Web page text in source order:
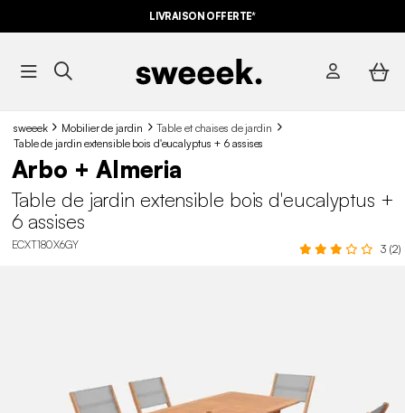
LIVRAISON OFFERTE*
sweeek Mobilier de jardin
Table et chaises de jardin
Table de jardin extensible bois d'eucalyptus + 6 assises
Arbo + Almeria
Table de jardin extensible bois d'eucalyptus +
6 assises
ECXT180X6GY 3 (2)